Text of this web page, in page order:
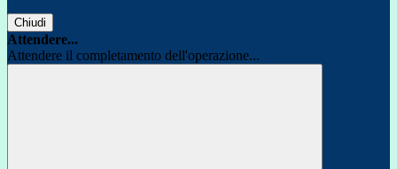
Chiudi
Attendere...
Attendere il completamento dell'operazione...